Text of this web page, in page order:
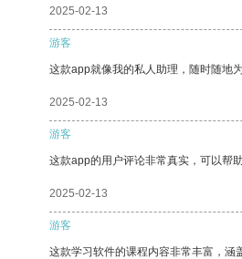
2025-02-13
游客
这款app就像我的私人助理，随时随地
2025-02-13
游客
这款app的用户评论非常真实，可以帮
2025-02-13
游客
这款学习软件的课程内容非常丰富，涵